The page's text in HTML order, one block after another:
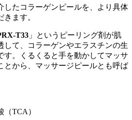
したコラーゲンピールを、より具体
ます。
T33 」というピーリング剤が肌
して、コラーゲンやエラスチンの生
す。くるくると手を動かしてマッサ
とから、マッサージピールとも呼ば
TCA）